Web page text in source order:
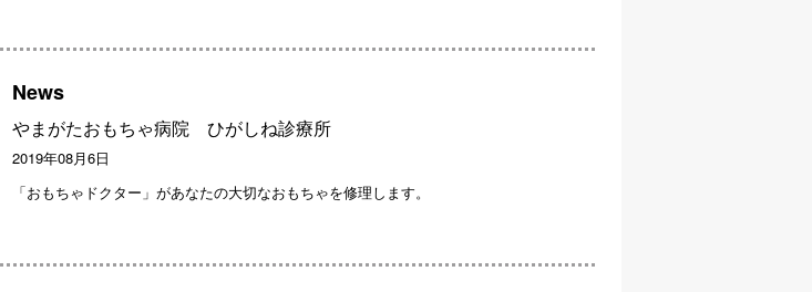
News
やまがたおもちゃ病院 ひがしね診療所
2019年08月6日
「おもちゃドクター」があなたの大切なおもちゃを修理します。